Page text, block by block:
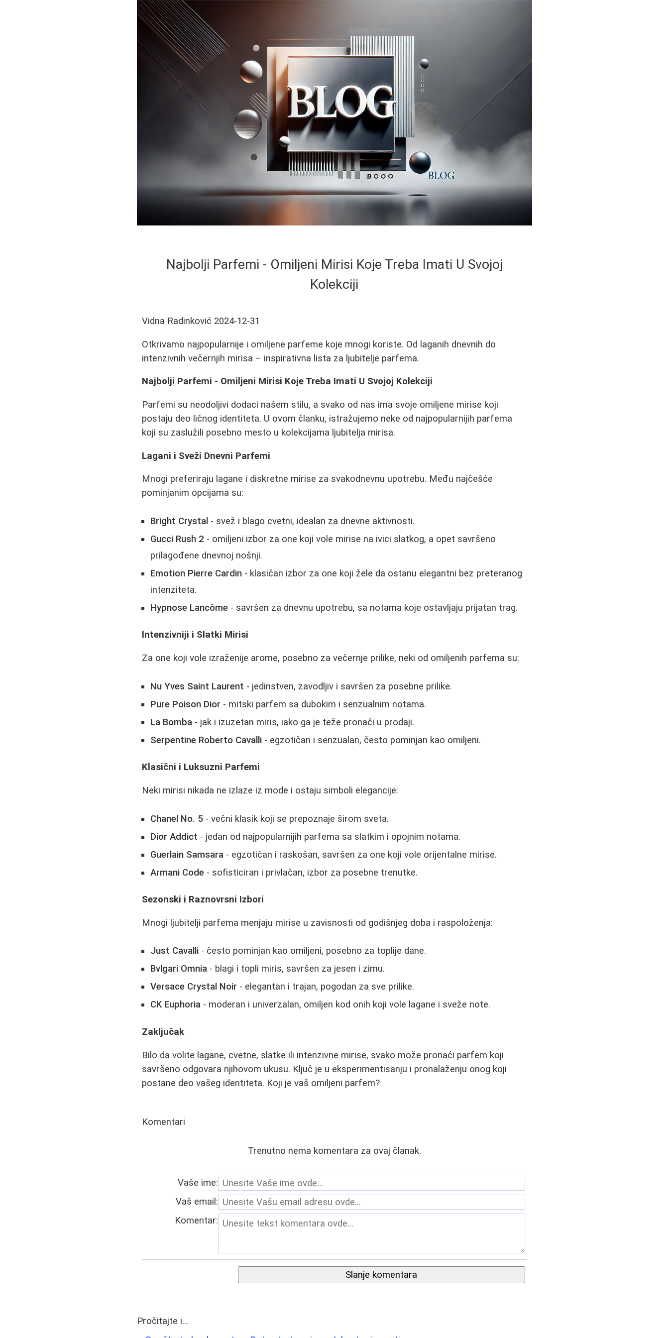
Najbolji Parfemi - Omiljeni Mirisi Koje Treba Imati U Svojoj
Kolekciji
Vidna Radinković 2024-12-31
Otkrivamo najpopularnije i omiljene parfeme koje mnogi koriste. Od laganih dnevnih do
intenzivnih večernjih mirisa – inspirativna lista za ljubitelje parfema.
Najbolji Parfemi - Omiljeni Mirisi Koje Treba Imati U Svojoj Kolekciji
Parfemi su neodoljivi dodaci našem stilu, a svako od nas ima svoje omiljene mirise koji
postaju deo ličnog identiteta. U ovom članku, istražujemo neke od najpopularnijih parfema
koji su zaslužili posebno mesto u kolekcijama ljubitelja mirisa.
Lagani i Sveži Dnevni Parfemi
Mnogi preferiraju lagane i diskretne mirise za svakodnevnu upotrebu. Među najčešće
pominjanim opcijama su:
Bright Crystal - svež i blago cvetni, idealan za dnevne aktivnosti.
Gucci Rush 2 - omiljeni izbor za one koji vole mirise na ivici slatkog, a opet savršeno
prilagođene dnevnoj nošnji.
Emotion Pierre Cardin - klasičan izbor za one koji žele da ostanu elegantni bez preteranog
intenziteta.
Hypnose Lancôme - savršen za dnevnu upotrebu, sa notama koje ostavljaju prijatan trag.
Intenzivniji i Slatki Mirisi
Za one koji vole izraženije arome, posebno za večernje prilike, neki od omiljenih parfema su:
Nu Yves Saint Laurent - jedinstven, zavodljiv i savršen za posebne prilike.
Pure Poison Dior - mitski parfem sa dubokim i senzualnim notama.
La Bomba - jak i izuzetan miris, iako ga je teže pronaći u prodaji.
Serpentine Roberto Cavalli - egzotičan i senzualan, često pominjan kao omiljeni.
Klasični i Luksuzni Parfemi
Neki mirisi nikada ne izlaze iz mode i ostaju simboli elegancije:
Chanel No. 5 - večni klasik koji se prepoznaje širom sveta.
Dior Addict - jedan od najpopularnijih parfema sa slatkim i opojnim notama.
Guerlain Samsara - egzotičan i raskošan, savršen za one koji vole orijentalne mirise.
Armani Code - sofisticiran i privlačan, izbor za posebne trenutke.
Sezonski i Raznovrsni Izbori
Mnogi ljubitelji parfema menjaju mirise u zavisnosti od godišnjeg doba i raspoloženja:
Just Cavalli - često pominjan kao omiljeni, posebno za toplije dane.
Bvlgari Omnia - blagi i topli miris, savršen za jesen i zimu.
Versace Crystal Noir - elegantan i trajan, pogodan za sve prilike.
CK Euphoria - moderan i univerzalan, omiljen kod onih koji vole lagane i sveže note.
Zaključak
Bilo da volite lagane, cvetne, slatke ili intenzivne mirise, svako može pronaći parfem koji
savršeno odgovara njihovom ukusu. Ključ je u eksperimentisanju i pronalaženju onog koji
postane deo vašeg identiteta. Koji je vaš omiljeni parfem?
Komentari
Trenutno nema komentara za ovaj članak.
Vaše ime:
Vaš email:
Komentar:
Slanje komentara
Pročitajte i...